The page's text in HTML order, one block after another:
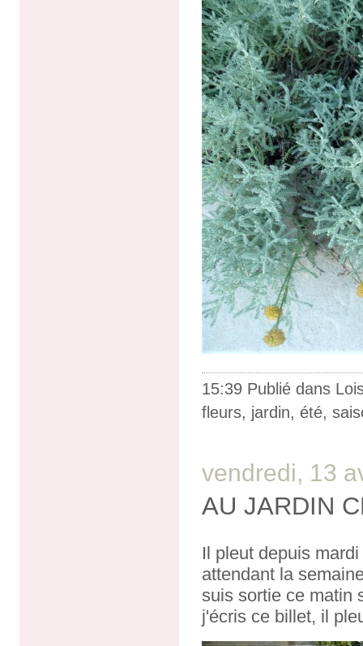
15:39 Publié dans
fleurs, jardin, été,
vendredi, 13
AU JARDIN
Il pleut depuis
attendant la
suis sortie ce matin
j'écris ce billet, il